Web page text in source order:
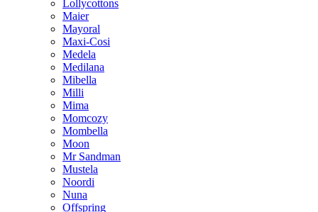
Lollycottons
Maier
Mayoral
Maxi-Cosi
Medela
Medilana
Mibella
Milli
Mima
Momcozy
Mombella
Moon
Mr Sandman
Mustela
Noordi
Nuna
Offspring